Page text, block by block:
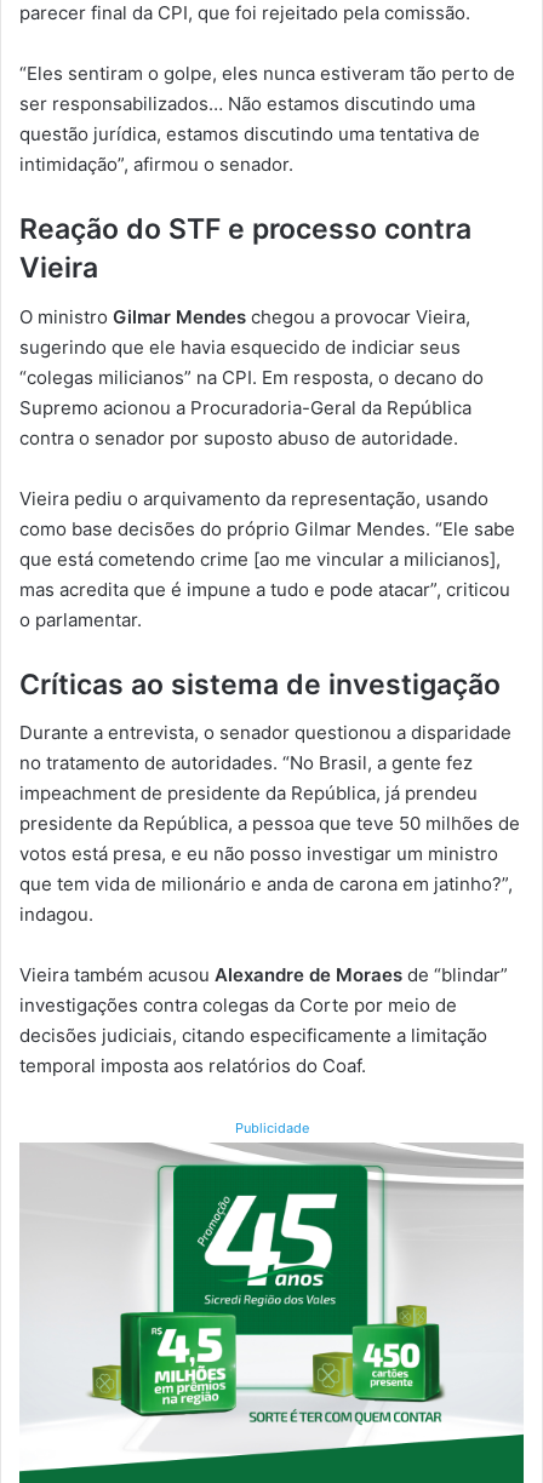
parecer final da CPI, que foi rejeitado pela comissão.
“Eles sentiram o golpe, eles nunca estiveram tão perto de
ser responsabilizados… Não estamos discutindo uma
questão jurídica, estamos discutindo uma tentativa de
intimidação”, afirmou o senador.
Reação do STF e processo contra
Vieira
O ministro Gilmar Mendes chegou a provocar Vieira,
sugerindo que ele havia esquecido de indiciar seus
“colegas milicianos” na CPI. Em resposta, o decano do
Supremo acionou a Procuradoria-Geral da República
contra o senador por suposto abuso de autoridade.
Vieira pediu o arquivamento da representação, usando
como base decisões do próprio Gilmar Mendes. “Ele sabe
que está cometendo crime [ao me vincular a milicianos],
mas acredita que é impune a tudo e pode atacar”, criticou
o parlamentar.
Críticas ao sistema de investigação
Durante a entrevista, o senador questionou a disparidade
no tratamento de autoridades. “No Brasil, a gente fez
impeachment de presidente da República, já prendeu
presidente da República, a pessoa que teve 50 milhões de
votos está presa, e eu não posso investigar um ministro
que tem vida de milionário e anda de carona em jatinho?”,
indagou.
Vieira também acusou Alexandre de Moraes de “blindar”
investigações contra colegas da Corte por meio de
decisões judiciais, citando especificamente a limitação
temporal imposta aos relatórios do Coaf.
Publicidade